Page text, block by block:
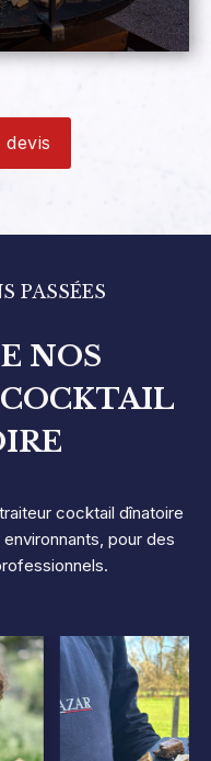
PASSÉES
NOS
cocktail dînatoire
pour des